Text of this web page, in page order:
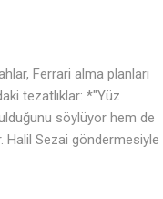
Ferrari alma planları
tezatlıklar: *"Yüz
söylüyor hem de
Halil Sezai göndermesiyle